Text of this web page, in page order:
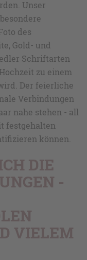
Unser
des
Gold- und
Schriftarten
zu einem
Der feierliche
Verbindungen
nahe stehen - all
festgehalten
können.
DIE B
- M
M
M